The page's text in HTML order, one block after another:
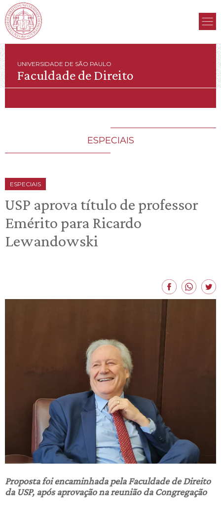
UNIVERSIDADE DE SÃO PAULO
Faculdade de Direito
ESPECIAIS
ESPECIAIS
USP aprova título de professor
Emérito para Ricardo
Lewandowski
Proposta foi encaminhada pela Faculdade de Direito
da USP, após aprovação na reunião da Congregação